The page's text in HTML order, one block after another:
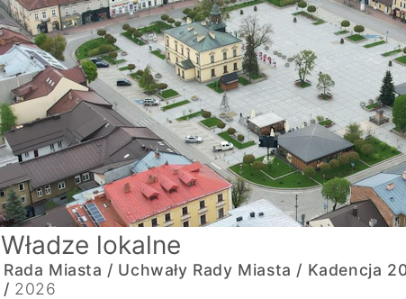
Władze lokalne
Rada Miasta / Uchwały Rady Miasta / Kadencja
/ 2026